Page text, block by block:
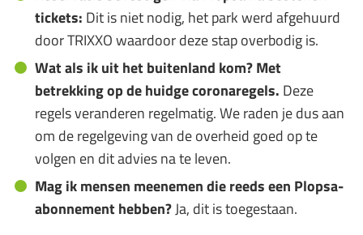
tickets: Dit is niet nodig, het park werd afgehuurd
door TRIXXO waardoor deze stap overbodig is.
Wat als ik uit het buitenland kom? Met
betrekking op de huidge coronaregels. Deze
regels veranderen regelmatig. We raden je dus aan
om de regelgeving van de overheid goed op te
volgen en dit advies na te leven.
Mag ik mensen meenemen die reeds een Plopsa-
abonnement hebben?Ja, dit is toegestaan.